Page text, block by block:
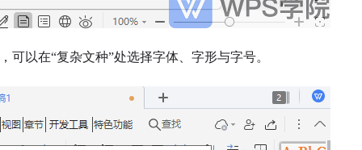
可以在“复杂文种”处选择字体、字形与字号。